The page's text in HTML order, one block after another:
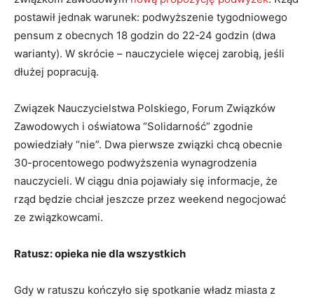
postawił jednak warunek: podwyższenie tygodniowego
pensum z obecnych 18 godzin do 22-24 godzin (dwa
warianty). W skrócie – nauczyciele więcej zarobią, jeśli
dłużej popracują.
Związek Nauczycielstwa Polskiego, Forum Związków
Zawodowych i oświatowa “Solidarność” zgodnie
powiedziały “nie”. Dwa pierwsze związki chcą obecnie
30-procentowego podwyższenia wynagrodzenia
nauczycieli. W ciągu dnia pojawiały się informacje, że
rząd będzie chciał jeszcze przez weekend negocjować
ze związkowcami.
Ratusz: opieka nie dla wszystkich
Gdy w ratuszu kończyło się spotkanie władz miasta z